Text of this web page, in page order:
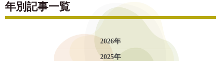
年別記事一覧
2026年
2025年